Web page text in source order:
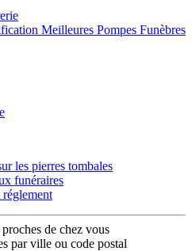
Meilleures Pompes Funèbres
les pierres tombales
funéraires
de chez vous
par ville ou code postal